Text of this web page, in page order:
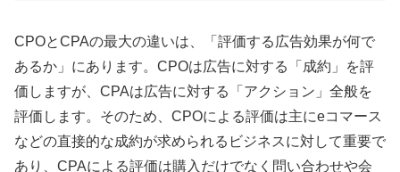
CPOとCPAの最大の違いは、「評価する広告効果が何で
あるか」にあります。CPOは広告に対する「成約」を評
価しますが、CPAは広告に対する「アクション」全般を
評価します。そのため、CPOによる評価は主にeコマース
などの直接的な成約が求められるビジネスに対して重要で
あり、CPAによる評価は購入だけでなく問い合わせや会